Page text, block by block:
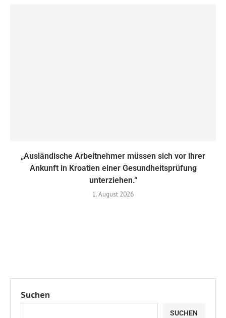
„Ausländische Arbeitnehmer müssen sich vor ihrer
Ankunft in Kroatien einer Gesundheitsprüfung
unterziehen.“
1. August 2026
Suchen
SUCHEN